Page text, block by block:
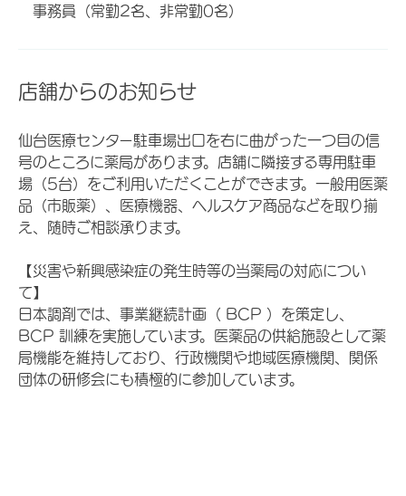
事務員（常勤2名、非常勤0名）
店舗からのお知らせ
仙台医療センター駐車場出口を右に曲がった一つ目の信
号のところに薬局があります。店舗に隣接する専用駐車
場（5台）をご利用いただくことができます。一般用医薬
品（市販薬）、医療機器、ヘルスケア商品などを取り揃
え、随時ご相談承ります。
【災害や新興感染症の発生時等の当薬局の対応につい
て】
日本調剤では、事業継続計画（ BCP ）を策定し、
BCP 訓練を実施しています。医薬品の供給施設として薬
局機能を維持しており、行政機関や地域医療機関、関係
団体の研修会にも積極的に参加しています。